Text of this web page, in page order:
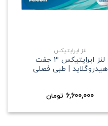
لنز ایراپتیکس
لنز ایراپتیکس 3 جفت
هیدروگلاید | طبی فصلی
6,600,000 تومان